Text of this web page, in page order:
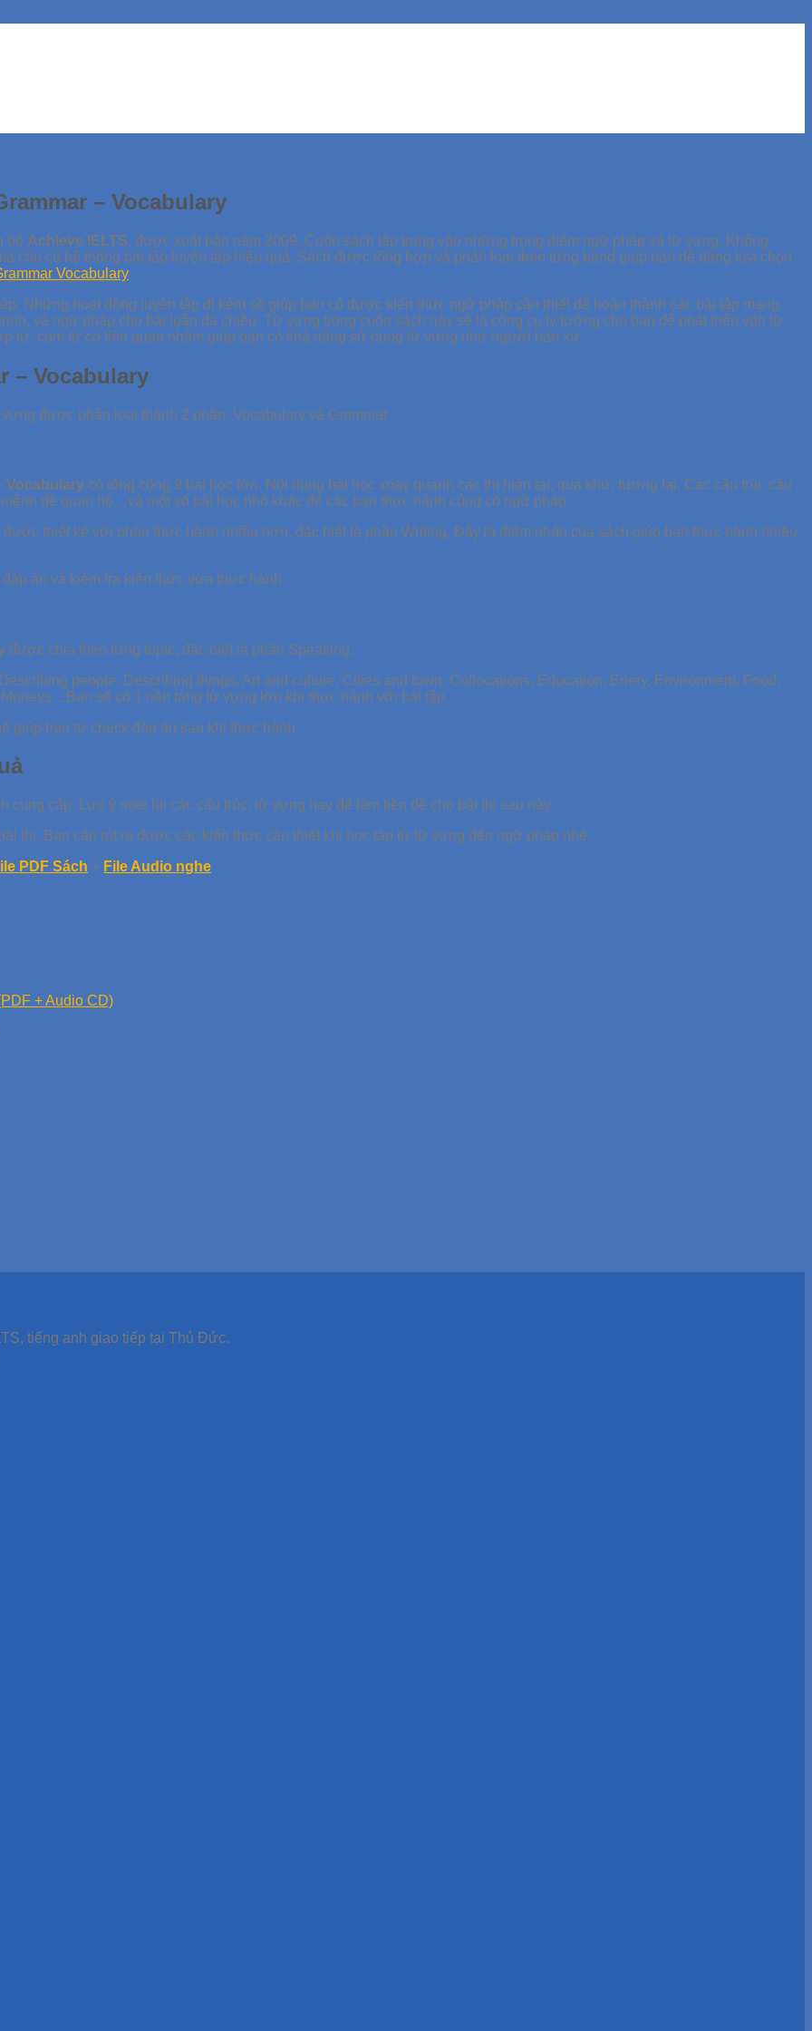
– Vocabulary
bộ Achieve IELTS, được xuất bản năm 2009. Cuốn sách tập trung vào những trọng điểm ngữ pháp và từ vựng. Không
còn có hệ thống bài tập luyện tập hiệu quả. Sách được tổng hợp và phân loại theo từng band giúp bạn dễ dàng lựa chọn
Những hoạt động luyện tập đi kèm sẽ giúp bạn có được kiến thức ngữ pháp cần thiết để hoàn thành các bài tập mang
và ngữ pháp cho bài luận đa chiều. Từ vựng trong cuốn sách này sẽ là công cụ lý tưởng cho bạn để phát triển vốn từ.
từ, cụm từ có liên quan nhắm giúp bạn có khả năng sử dụng từ vựng như người bản xứ.
– Vocabulary
được phân loại thành 2 phần: Vocabulary và Grammar
Vocabulary có tổng cộng 9 bài học lớn. Nội dung bài học xoay quanh các thì hiện tại, quá khứ, tương lai. Các cấu trúc câu
đề quan hệ…và một số bài học nhỏ khác để các bạn thực hành củng cố ngữ pháp.
thiết kế với phần thực hành nhiều hơn, đặc biệt là phần Writing. Đây là điểm nhấn của sách giúp bạn thực hành nhiều
án và kiểm tra kiến thức vừa thực hành.
được chia theo từng topic, đặc biệt là phần Speaking.
people, Describing things, Art and culture, Cities and town, Collocations, Education, Enery, Environment, Food,
sẽ có 1 nền tảng từ vựng lớn khi thực hành với bài tập.
giúp bạn tự check đáp án sau khi thực hành
cấp. Lưu ý note lại các cấu trúc, từ vựng hay để làm tiền đề cho bài thi sau này.
thi. Bạn cần rút ra được các kiến thức cần thiết khi học tập từ từ vựng đến ngữ pháp nhé.
PDF Sách + File Audio nghe
+ Audio CD)
tiếng anh giao tiếp tại Thủ Đức.